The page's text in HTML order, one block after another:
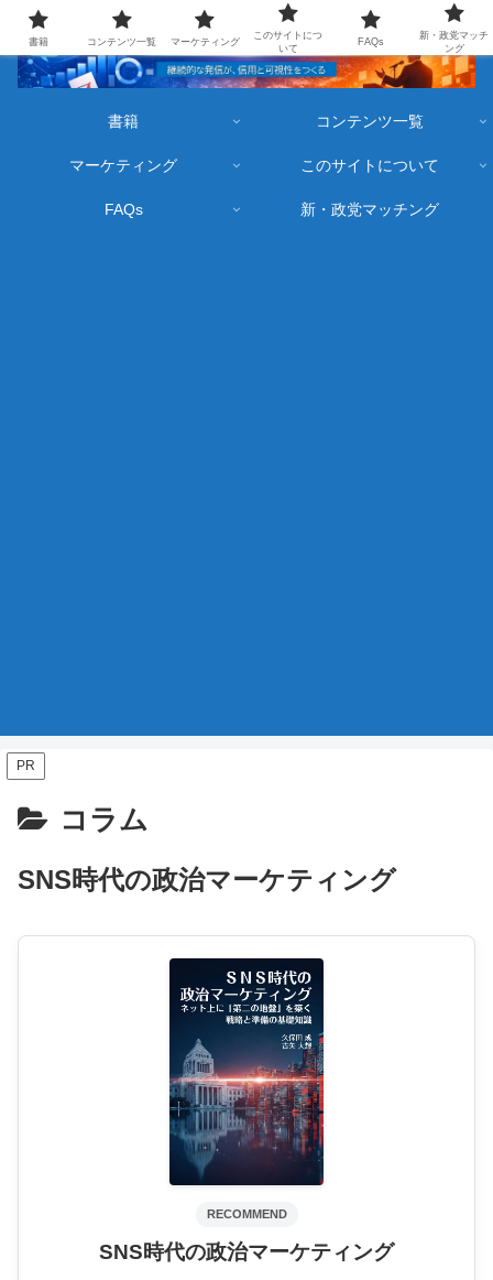
書籍 コンテンツ一覧
マーケティング このサイトについて
FAQs 新・政党マッチング
PR
コラム
SNS時代の政治マーケティング
RECOMMEND
SNS時代の政治マーケティング
書籍 コンテンツ一覧 マーケティング
このサイトにつ
いて
FAQs
新・政党マッチ
ング